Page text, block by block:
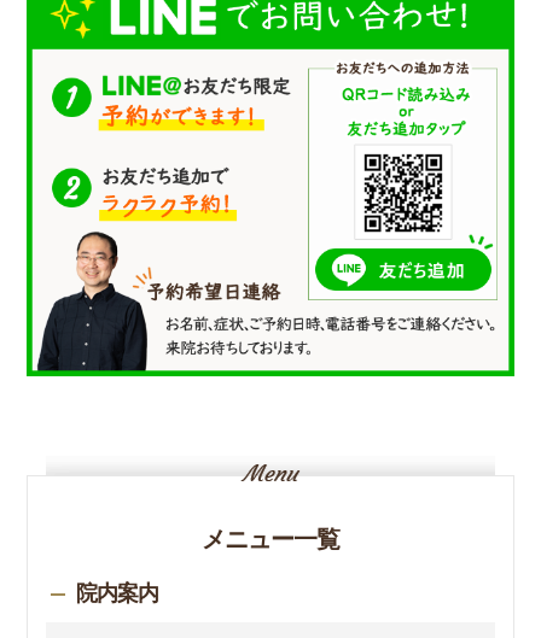
メニュー一覧
院内案内